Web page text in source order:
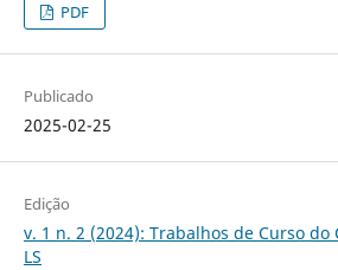
PDF
Publicado
2025-02-25
Edição
v. 1 n. 2 (2024): Trabalhos de Curso
LS